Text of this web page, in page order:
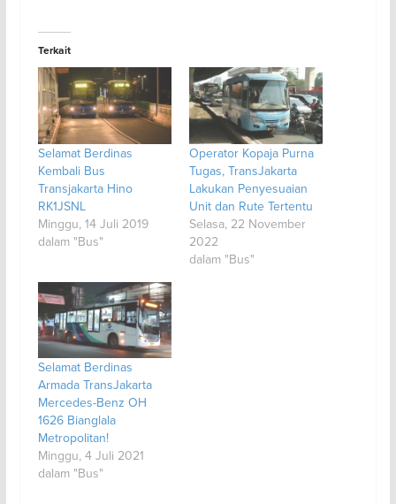
Terkait
Selamat Berdinas
Kembali Bus
Transjakarta Hino
RK1JSNL
Minggu, 14 Juli 2019
dalam "Bus"
Operator Kopaja Purna
Tugas, TransJakarta
Lakukan Penyesuaian
Unit dan Rute Tertentu
Selasa, 22 November
2022
dalam "Bus"
Selamat Berdinas
Armada TransJakarta
Mercedes-Benz OH
1626 Bianglala
Metropolitan!
Minggu, 4 Juli 2021
dalam "Bus"